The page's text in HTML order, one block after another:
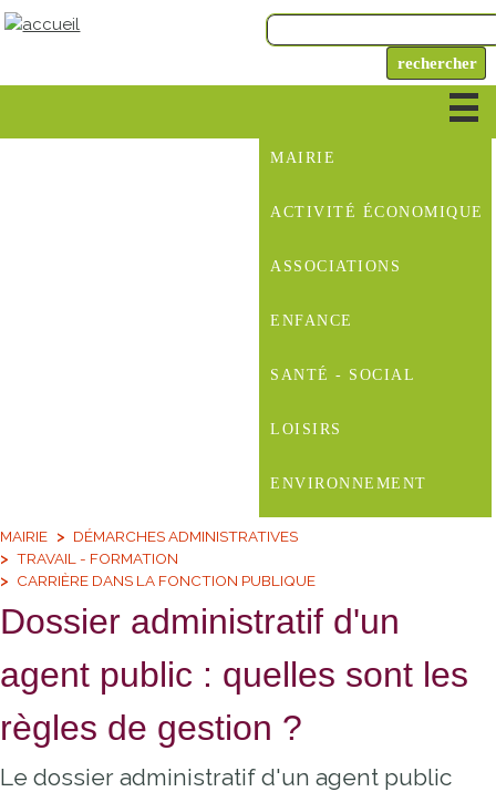
MAIRIE
ACTIVITÉ ÉCONOMIQUE
ASSOCIATIONS
ENFANCE
SANTÉ - SOCIAL
LOISIRS
ENVIRONNEMENT
MAIRIE
DÉMARCHES ADMINISTRATIVES
TRAVAIL - FORMATION
CARRIÈRE DANS LA FONCTION PUBLIQUE
Dossier administratif d'un
agent public : quelles sont les
règles de gestion ?
Le dossier administratif d'un agent public